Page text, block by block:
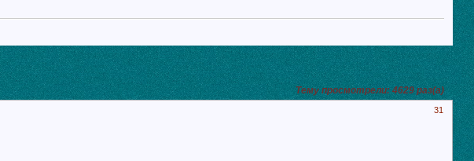
Тему просмотрели:4629раз(а)
31